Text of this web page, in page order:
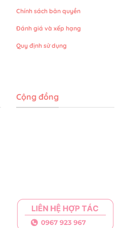
Chính sách bản quyền
Đánh giá và xếp hạng
Quy định sử dụng
Cộng đồng